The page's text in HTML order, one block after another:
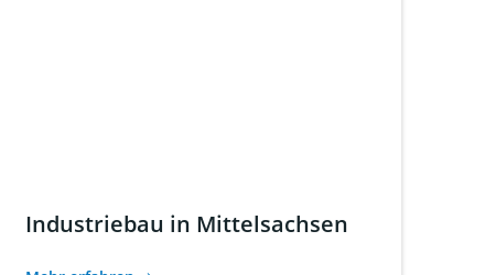
Industriebau in Mittelsachsen